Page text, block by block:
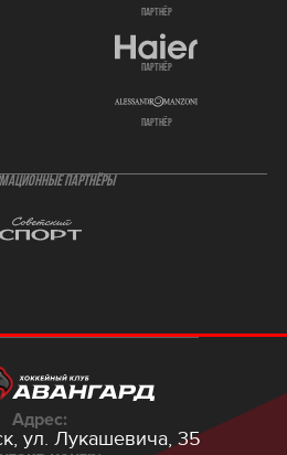
партнёр
партнёр
партнёр
ПАРТНЁРЫ
Адрес:
ул. Лукашевича, 35